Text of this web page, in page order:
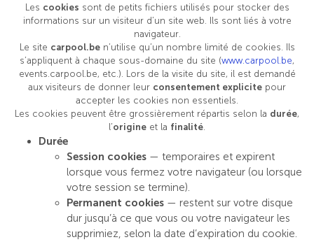
Les cookies sont de petits fichiers utilisés pour stocker des
informations sur un visiteur d’un site web. Ils sont liés à votre
navigateur.
Le site carpool.ben’utilise qu’un nombre limité de cookies. Ils
s’appliquent à chaque sous-domaine du site (www.carpool.be,
events.carpool.be, etc.). Lors de la visite du site, il est demandé
aux visiteurs de donner leur consentement explicite pour
accepter les cookies non essentiels.
Les cookies peuvent être grossièrement répartis selon la durée,
l’origine et la finalité.
Durée
Session cookies — temporaires et expirent
lorsque vous fermez votre navigateur (ou lorsque
votre session se termine).
Permanent cookies — restent sur votre disque
dur jusqu’à ce que vous ou votre navigateur les
supprimiez, selon la date d’expiration du cookie.